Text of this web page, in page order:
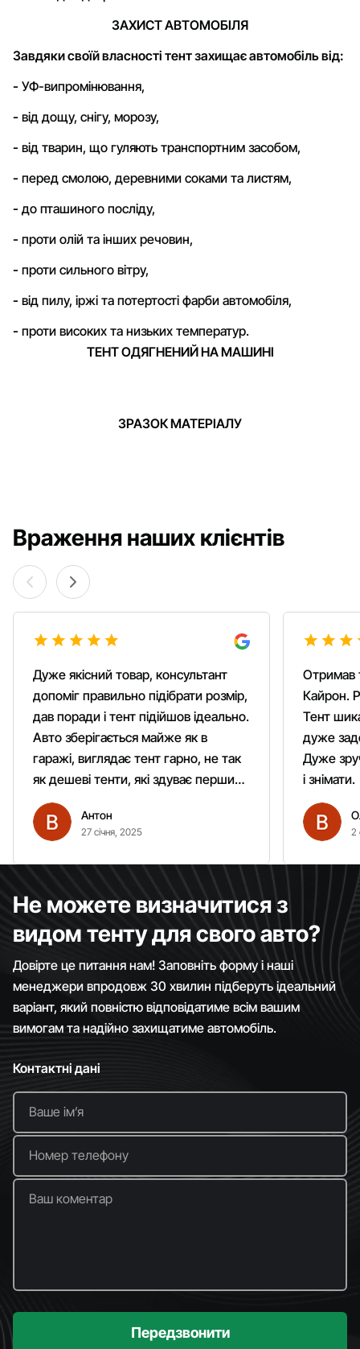
ЗАХИСТ АВТОМОБІЛЯ
Завдяки своїй власності тент захищає автомобіль від:
- УФ-випромінювання,
- від дощу, снігу, морозу,
- від тварин, що гуляють транспортним засобом,
- перед смолою, деревними соками та листям,
- до пташиного посліду,
- проти олій та інших речовин,
- проти сильного вітру,
- від пилу, іржі та потертості фарби автомобіля,
- проти високих та низьких температур.
ТЕНТ ОДЯГНЕНИЙ НА МАШИНІ
ЗРАЗОК МАТЕРІАЛУ
Враження наших клієнтів
Дуже якісний товар, консультант
допоміг правильно підібрати розмір,
дав поради і тент підійшов ідеально.
Авто зберігається майже як в
гаражі, виглядає тент гарно, не так
як дешеві тенти, які здуває першим
вітром. Гарно кріпиться.
Рекомендую однозначно!
Антон
27 січня, 2025
Отримав
Кайрон.
Тент
дуже
Дуже
і знімати.
2
Не можете визначитися з
видом тенту для свого авто?
Довірте це питання нам! Заповніть форму і наші
менеджери впродовж 30 хвилин підберуть ідеальний
варіант, який повністю відповідатиме всім вашим
вимогам та надійно захищатиме автомобіль.
Контактні дані
Ваше імʼя
Номер телефону
Ваш коментар
Передзвонити